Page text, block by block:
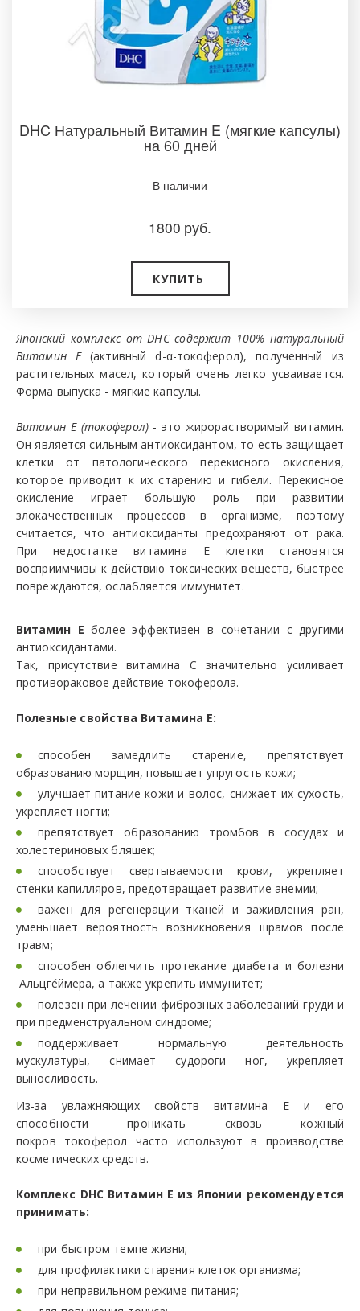
DHC Натуральный Витамин E (мягкие капсулы)
на 60 дней
В наличии­
1800 руб.
КУПИТЬ
Японский комплекс от DHC содержит 100% натуральный
Витамин E(активный d-α-токоферол), полученный из
растительных масел, который очень легко усваивается.
Форма выпуска - мягкие капсулы.
Витамин E (токоферол)- это жирорастворимый витамин.
Он является сильным антиоксидантом, то есть защищает
клетки от патологического перекисного окисления,
которое приводит к их старению и гибели. Перекисное
окисление играет большую роль при развитии
злокачественных процессов в организме, поэтому
считается, что антиоксиданты предохраняют от рака.
При недостатке витамина Е клетки становятся
восприимчивы к действию токсических веществ, быстрее
повреждаются, ослабляется иммунитет.
Витамин Eболее эффективен в сочетании с другими
антиоксидантами.
Так, присутствие витамина C значительно усиливает
противораковое действие токоферола.
Полезные свойства Витамина E:
способен замедлить старение, препятствует
образованию морщин, повышает упругость кожи;
улучшает питание кожи и волос, снижает их сухость,
укрепляет ногти;
препятствует образованию тромбов в сосудах и
холестериновых бляшек;
способствует свертываемости крови, укрепляет
стенки капилляров, предотвращает развитие анемии;
важен для регенерации тканей и заживления ран,
уменьшает вероятность возникновения шрамов после
травм;
способен облегчить протекание диабета и болезни
Альцге́ймера, а также укрепить иммунитет;
полезен при лечении фиброзных заболеваний груди и
при предменструальном синдроме;
поддерживает нормальную деятельность
мускулатуры, снимает судороги ног, укрепляет
выносливость.
Из-за увлажняющих свойств витамина E и его
способности проникать сквозь кожный
покров токоферол часто используют в производстве
косметических средств.
Комплекс DHC Витамин E из Японии рекомендуется
принимать:
при быстром темпе жизни;
для профилактики старения клеток организма;
при неправильном режиме питания;